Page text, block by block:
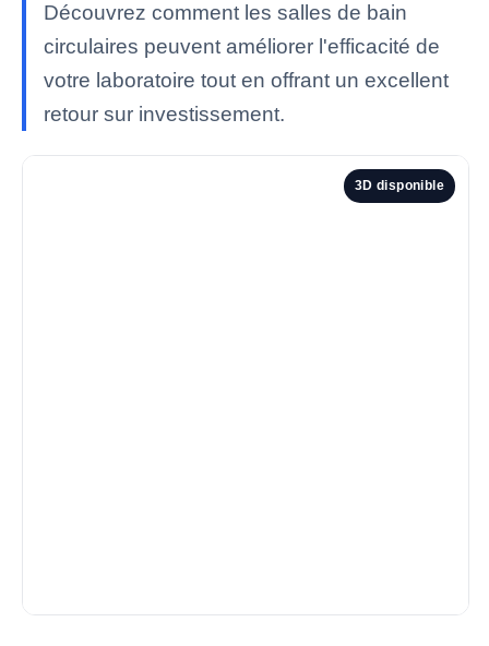
Découvrez comment les salles de bain
circulaires peuvent améliorer l'efficacité de
votre laboratoire tout en offrant un excellent
retour sur investissement.
3D disponible